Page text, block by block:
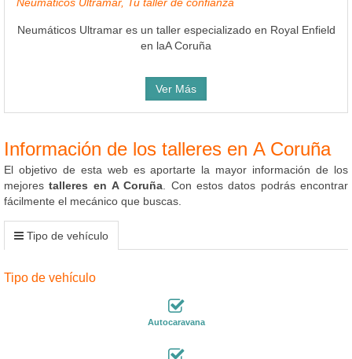
Neumáticos Ultramar es un taller especializado en Royal Enfield
en laA Coruña
Ver Más
Información de los talleres en A Coruña
El objetivo de esta web es aportarte la mayor información de los
mejorestalleres en A Coruña . Con estos datos podrás encontrar
fácilmente el mecánico que buscas.
Tipo de vehículo
Tipo de vehículo
Autocaravana